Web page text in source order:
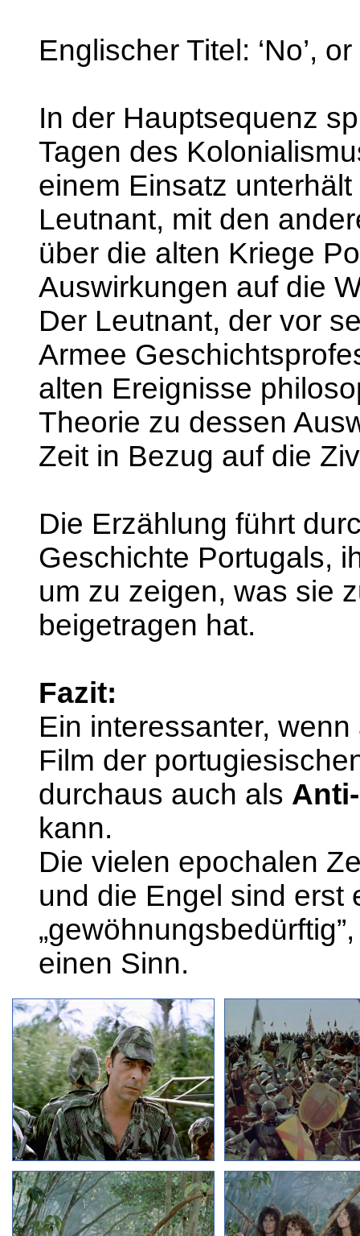
Englischer Titel: ‘No’,
In der Hauptsequenz
Tagen des
einem Einsatz
Leutnant, mit den
über die alten Kriege
Auswirkungen auf die
Der Leutnant, der vor
Armee
alten Ereignisse
Theorie zu dessen
Zeit in Bezug auf die
Die Erzählung führt
Geschichte Portugals,
um zu zeigen, was sie
beigetragen hat.
Fazit:
Ein interessanter,
Film der
durchaus auch als
kann.
Die vielen epochalen
und die Engel sind erst
einen Sinn.